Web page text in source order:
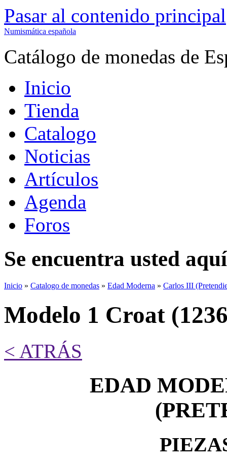
Pasar al contenido principal
Numismática española
Catálogo de monedas de
Inicio
Tienda
Catalogo
Noticias
Artículos
Agenda
Foros
Se encuentra usted aquí
Inicio » Catalogo de monedas » Edad Moderna » Carlos III
Modelo 1 Croat
< ATRÁS
EDAD